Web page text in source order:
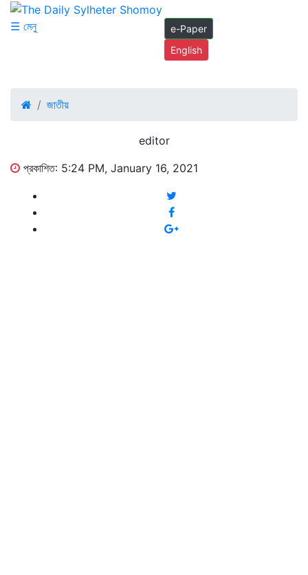
☰ মেনু
e-Paper
English
জাতীয়
editor
প্রকাশিত: 5:24 PM, January 16, 2021